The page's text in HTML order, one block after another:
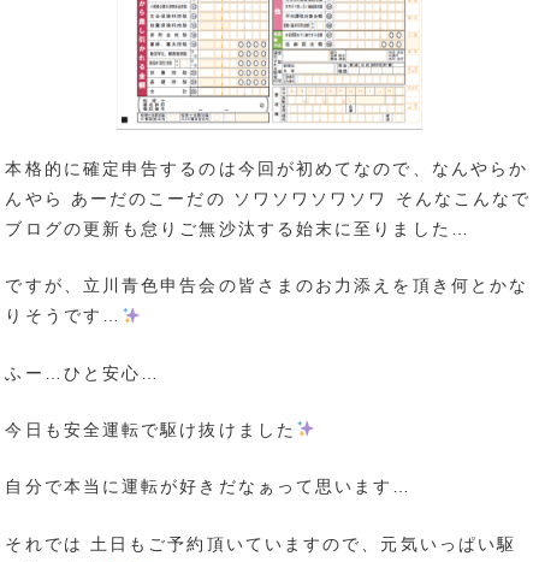
本格的に確定申告するのは今回が初めてなので、なんやらか
んやら あーだのこーだの ソワソワソワソワ そんなこんなで
ブログの更新も怠りご無沙汰する始末に至りました…
ですが、立川青色申告会の皆さまのお力添えを頂き何とかな
りそうです…
ふー…ひと安心…
今日も安全運転で駆け抜けました
自分で本当に運転が好きだなぁって思います…
それでは 土日もご予約頂いていますので、元気いっぱい駆